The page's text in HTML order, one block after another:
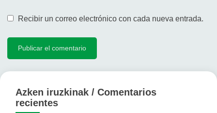
Recibir un correo electrónico con cada nueva entrada.
Azken iruzkinak / Comentarios
recientes